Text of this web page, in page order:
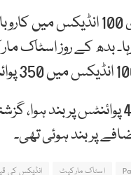
تیزی کا یہ رجحان برقرار رہا اور100
اسٹاک مارکیٹ انڈیکس کی